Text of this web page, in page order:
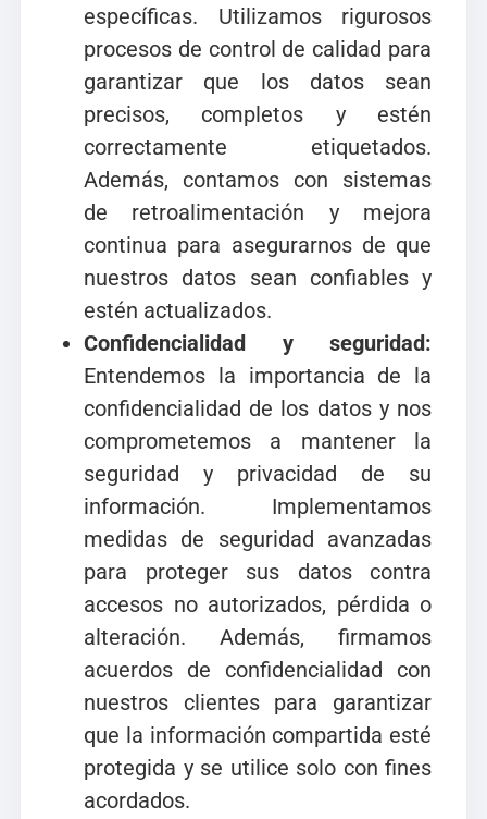
específicas. Utilizamos rigurosos
procesos de control de calidad para
garantizar que los datos sean
precisos, completos y estén
correctamente etiquetados.
Además, contamos con sistemas
de retroalimentación y mejora
continua para asegurarnos de que
nuestros datos sean confiables y
estén actualizados.
Confidencialidad y seguridad:
Entendemos la importancia de la
confidencialidad de los datos y nos
comprometemos a mantener la
seguridad y privacidad de su
información. Implementamos
medidas de seguridad avanzadas
para proteger sus datos contra
accesos no autorizados, pérdida o
alteración. Además, firmamos
acuerdos de confidencialidad con
nuestros clientes para garantizar
que la información compartida esté
protegida y se utilice solo con fines
acordados.